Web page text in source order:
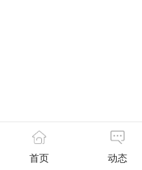
首页 动态